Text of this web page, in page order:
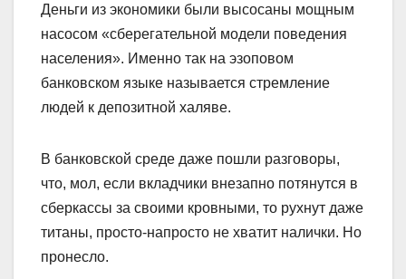
Деньги из экономики были высосаны мощным
насосом «сберегательной модели поведения
населения». Именно так на эзоповом
банковском языке называется стремление
людей к депозитной халяве.
В банковской среде даже пошли разговоры,
что, мол, если вкладчики внезапно потянутся в
сберкассы за своими кровными, то рухнут даже
титаны, просто-напросто не хватит налички. Но
пронесло.